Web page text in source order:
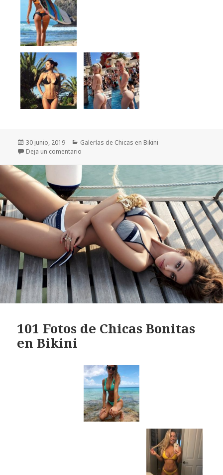
Publicado
el
30 junio, 2019 Categorías
Galerías de Chicas en Bikini
Deja un comentario
101 Fotos de Chicas Bonitas
en Bikini